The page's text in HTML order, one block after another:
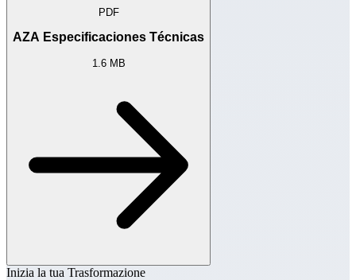
PDF
AZA Especificaciones Técnicas
1.6 MB
Inizia la tua Trasformazione